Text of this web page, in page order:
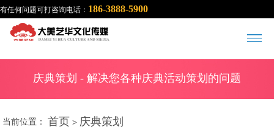
有任何问题可打咨询电话： 186-3888-5900
庆典策划 - 解决您各种庆典活动策划的问题
当前位置： 首页 > 庆典策划